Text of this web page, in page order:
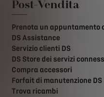
Post-Vendita
Prenota un appuntamento
DS Assistance
Servizio clienti DS
DS Store dei servizi
Compra accessori
Forfait di manutenzione DS
Trova ricambi